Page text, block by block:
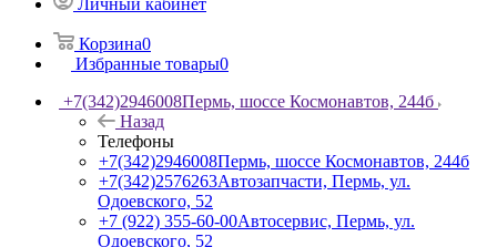
Личный кабинет
Корзина0
Избранные товары0
+7(342)2946008Пермь, шоссе Космонавтов, 244б
Назад
Телефоны
+7(342)2946008Пермь, шоссе Космонавтов, 244б
+7(342)2576263Автозапчасти, Пермь, ул.
Одоевского, 52
+7 (922) 355-60-00Автосервис, Пермь, ул.
Одоевского, 52